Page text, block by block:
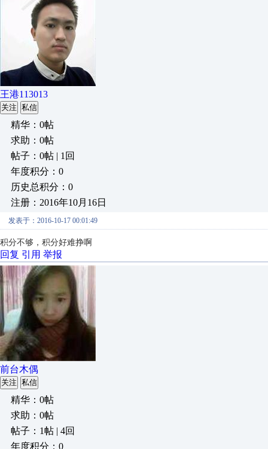
王港113013
关注 私信
精华：0帖
求助：0帖
帖子：0帖 | 1回
年度积分：0
历史总积分：0
注册：2016年10月16日
发表于：2016-10-17 00:01:49
积分不够， 积分好难挣啊
回复 引用 举报
前台木偶
关注 私信
精华：0帖
求助：0帖
帖子：1帖 | 4回
年度积分：0